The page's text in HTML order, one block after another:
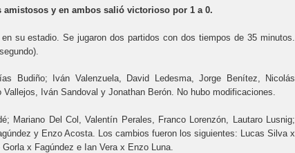
y en ambos salió victorioso por 1 a 0.
en su estadio. Se jugaron dos partidos con dos tiempos de 35 minutos.
Budiño; Iván Valenzuela, David Ledesma, Jorge Benítez, Nicolás
Iván Sandoval y Jonathan Berón. No hubo modificaciones.
Mariano Del Col, Valentín Perales, Franco Lorenzón, Lautaro Lusnig;
y Enzo Acosta. Los cambios fueron los siguientes: Lucas Silva x
x Fagúndez e Ian Vera x Enzo Luna.